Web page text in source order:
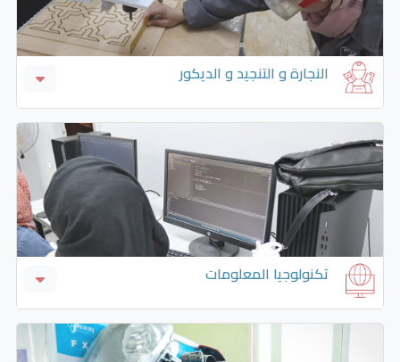
النجارة و التنجيد و الديكور
اعمال النجارة والنجارة و الديكور
التنجيد و الديكور
تكنولوجيا المعلومات
انظمة المعلومات والبرمجيات
صيانة الحاسوب والشبكات